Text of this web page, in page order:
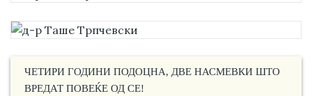
ЧЕТИРИ ГОДИНИ ПОДОЦНА, ДВЕ НАСМЕВКИ ШТО
ВРЕДАТ ПОВЕЌЕ ОД СЕ!